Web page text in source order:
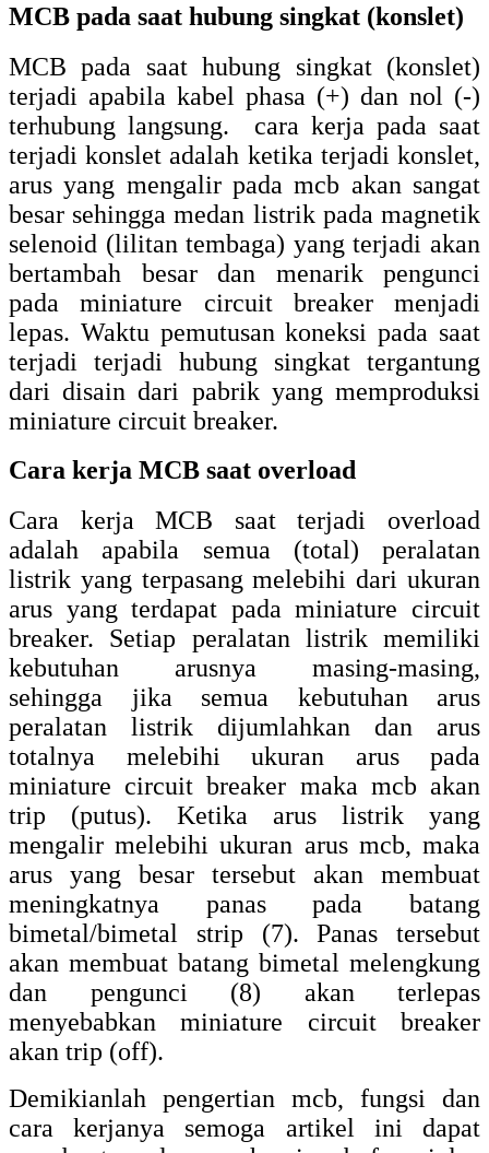
MCB pada saat hubung singkat (konslet)
MCB pada saat hubung singkat (konslet)
terjadi apabila kabel phasa (+) dan nol (-)
terhubung langsung. cara kerja pada saat
terjadi konslet adalah ketika terjadi konslet,
arus yang mengalir pada mcb akan sangat
besar sehingga medan listrik pada magnetik
selenoid (lilitan tembaga) yang terjadi akan
bertambah besar dan menarik pengunci
pada miniature circuit breaker menjadi
lepas. Waktu pemutusan koneksi pada saat
terjadi terjadi hubung singkat tergantung
dari disain dari pabrik yang memproduksi
miniature circuit breaker.
Cara kerja MCB saat overload
Cara kerja MCB saat terjadi overload
adalah apabila semua (total) peralatan
listrik yang terpasang melebihi dari ukuran
arus yang terdapat pada miniature circuit
breaker. Setiap peralatan listrik memiliki
kebutuhan arusnya masing-masing,
sehingga jika semua kebutuhan arus
peralatan listrik dijumlahkan dan arus
totalnya melebihi ukuran arus pada
miniature circuit breaker maka mcb akan
trip (putus). Ketika arus listrik yang
mengalir melebihi ukuran arus mcb, maka
arus yang besar tersebut akan membuat
meningkatnya panas pada batang
bimetal/bimetal strip (7). Panas tersebut
akan membuat batang bimetal melengkung
dan pengunci (8) akan terlepas
menyebabkan miniature circuit breaker
akan trip (off).
Demikianlah pengertian mcb, fungsi dan
cara kerjanya semoga artikel ini dapat